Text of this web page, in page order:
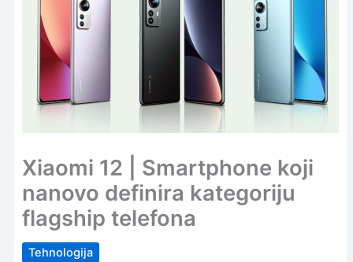
Xiaomi 12 | Smartphone koji
nanovo definira kategoriju
flagship telefona
Tehnologija